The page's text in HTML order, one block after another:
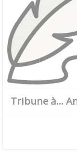
Tribune à...